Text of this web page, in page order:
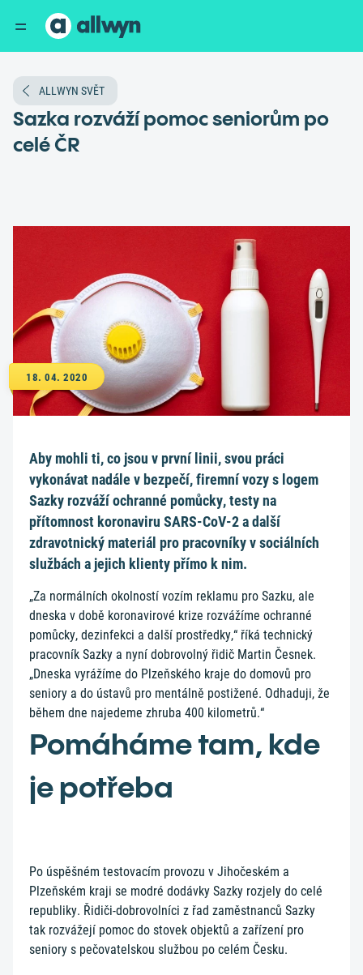
ALLWYN SVĚT
Sazka rozváží pomoc seniorům po
celé ČR
18. 04. 2020
Aby mohli ti, co jsou v první linii, svou práci
vykonávat nadále v bezpečí, firemní vozy s logem
Sazky rozváží ochranné pomůcky, testy na
přítomnost koronaviru SARS-CoV-2 a další
zdravotnický materiál pro pracovníky v sociálních
službách a jejich klienty přímo k nim.
„Za normálních okolností vozím reklamu pro Sazku, ale
dneska v době koronavirové krize rozvážíme ochranné
pomůcky, dezinfekci a další prostředky,“ říká technický
pracovník Sazky a nyní dobrovolný řidič Martin Česnek.
„Dneska vyrážíme do Plzeňského kraje do domovů pro
seniory a do ústavů pro mentálně postižené. Odhaduji, že
během dne najedeme zhruba 400 kilometrů.“
Pomáháme tam, kde
je potřeba
Po úspěšném testovacím provozu v Jihočeském a
Plzeňském kraji se modré dodávky Sazky rozjely do celé
republiky. Řidiči-dobrovolníci z řad zaměstnanců Sazky
tak rozvážejí pomoc do stovek objektů a zařízení pro
seniory s pečovatelskou službou po celém Česku.